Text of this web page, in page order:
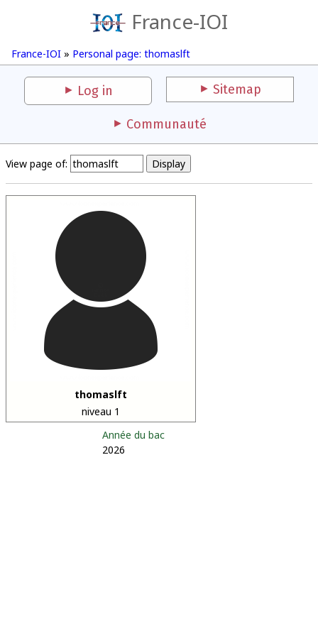
France-IOI
France-IOI » Personal page: thomaslft
Log in Sitemap
Communauté
View page of:
thomaslft
niveau 1
Année du bac
2026